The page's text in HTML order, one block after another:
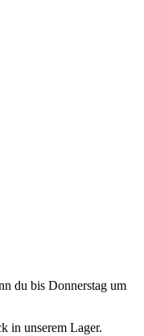
du bis Donnerstag um
in unserem Lager.